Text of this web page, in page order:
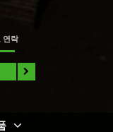
연락